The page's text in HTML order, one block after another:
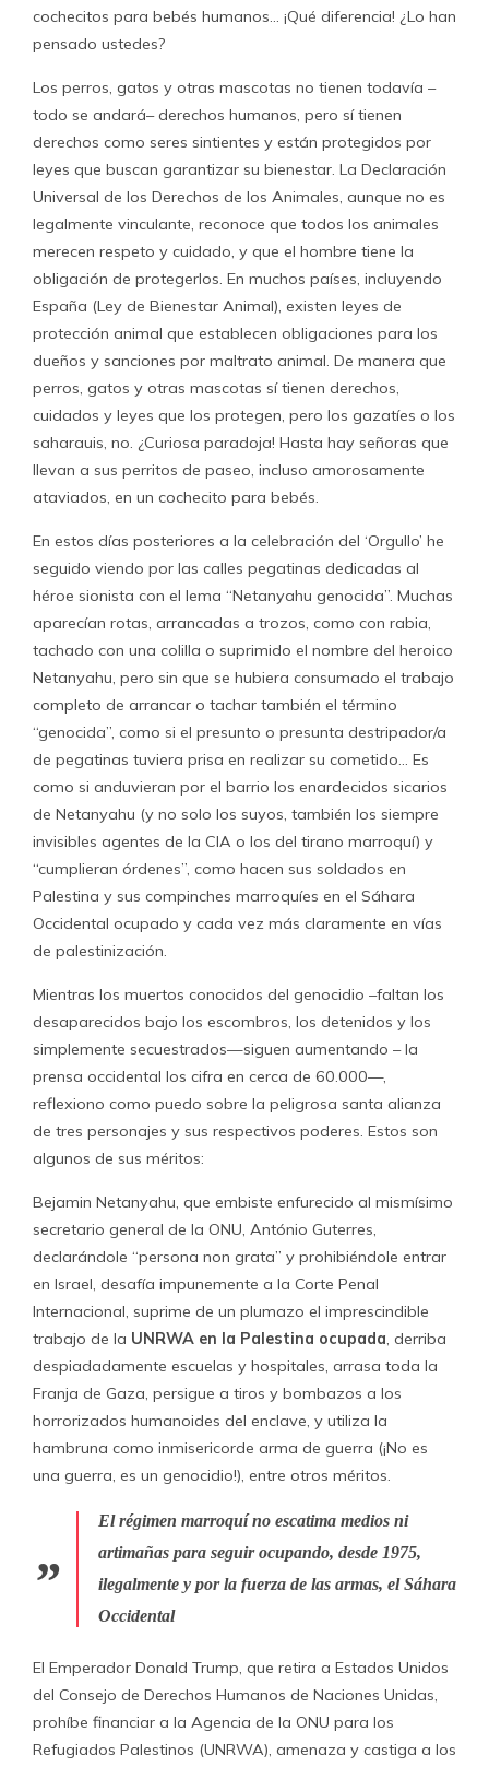
cochecitos para bebés humanos… ¡Qué diferencia! ¿Lo han
pensado ustedes?
Los perros, gatos y otras mascotas no tienen todavía –
todo se andará– derechos humanos, pero sí tienen
derechos como seres sintientes y están protegidos por
leyes que buscan garantizar su bienestar. La Declaración
Universal de los Derechos de los Animales, aunque no es
legalmente vinculante, reconoce que todos los animales
merecen respeto y cuidado, y que el hombre tiene la
obligación de protegerlos. En muchos países, incluyendo
España (Ley de Bienestar Animal), existen leyes de
protección animal que establecen obligaciones para los
dueños y sanciones por maltrato animal. De manera que
perros, gatos y otras mascotas sí tienen derechos,
cuidados y leyes que los protegen, pero los gazatíes o los
saharauis, no. ¿Curiosa paradoja! Hasta hay señoras que
llevan a sus perritos de paseo, incluso amorosamente
ataviados, en un cochecito para bebés.
En estos días posteriores a la celebración del ‘Orgullo’ he
seguido viendo por las calles pegatinas dedicadas al
héroe sionista con el lema “Netanyahu genocida”. Muchas
aparecían rotas, arrancadas a trozos, como con rabia,
tachado con una colilla o suprimido el nombre del heroico
Netanyahu, pero sin que se hubiera consumado el trabajo
completo de arrancar o tachar también el término
“genocida”, como si el presunto o presunta destripador/a
de pegatinas tuviera prisa en realizar su cometido… Es
como si anduvieran por el barrio los enardecidos sicarios
de Netanyahu (y no solo los suyos, también los siempre
invisibles agentes de la CIA o los del tirano marroquí) y
“cumplieran órdenes”, como hacen sus soldados en
Palestina y sus compinches marroquíes en el Sáhara
Occidental ocupado y cada vez más claramente en vías
de palestinización.
Mientras los muertos conocidos del genocidio –faltan los
desaparecidos bajo los escombros, los detenidos y los
simplemente secuestrados—siguen aumentando – la
prensa occidental los cifra en cerca de 60.000—,
reflexiono como puedo sobre la peligrosa santa alianza
de tres personajes y sus respectivos poderes. Estos son
algunos de sus méritos:
Bejamin Netanyahu, que embiste enfurecido al mismísimo
secretario general de la ONU, António Guterres,
declarándole “persona non grata” y prohibiéndole entrar
en Israel, desafía impunemente a la Corte Penal
Internacional, suprime de un plumazo el imprescindible
trabajo de la UNRWA en la Palestina ocupada, derriba
despiadadamente escuelas y hospitales, arrasa toda la
Franja de Gaza, persigue a tiros y bombazos a los
horrorizados humanoides del enclave, y utiliza la
hambruna como inmisericorde arma de guerra (¡No es
una guerra, es un genocidio!), entre otros méritos.
El régimen marroquí no escatima medios ni
artimañas para seguir ocupando, desde 1975,
ilegalmente y por la fuerza de las armas, el Sáhara
Occidental
El Emperador Donald Trump, que retira a Estados Unidos
del Consejo de Derechos Humanos de Naciones Unidas,
prohíbe financiar a la Agencia de la ONU para los
Refugiados Palestinos (UNRWA), amenaza y castiga a los